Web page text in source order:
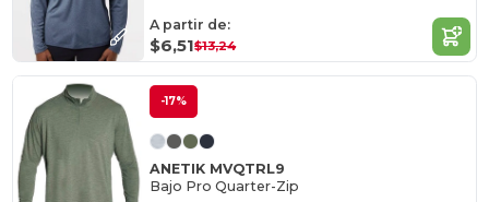
A partir de:
$6,51$13,24
-17%
ANETIK MVQTRL9
Bajo Pro Quarter-Zip